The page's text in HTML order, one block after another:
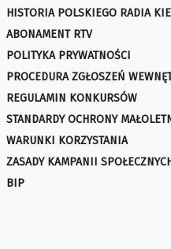
HISTORIA POLSKIEGO RADIA
ABONAMENT RTV
POLITYKA PRYWATNOŚCI
PROCEDURA ZGŁOSZEŃ
REGULAMIN KONKURSÓW
STANDARDY OCHRONY
WARUNKI KORZYSTANIA
ZASADY KAMPANII
BIP